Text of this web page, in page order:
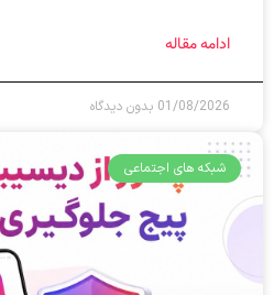
ادامه مقاله
01/08/2026 بدون دیدگاه
شبکه های اجتماعی